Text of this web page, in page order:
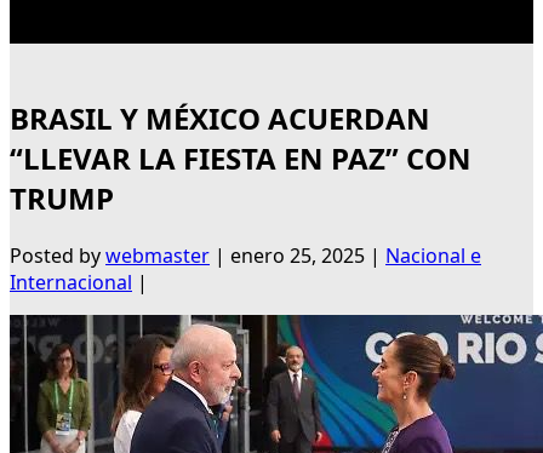
BRASIL Y MÉXICO ACUERDAN
“LLEVAR LA FIESTA EN PAZ” CON
TRUMP
Posted bywebmaster | enero 25, 2025 | Nacional e
Internacional |